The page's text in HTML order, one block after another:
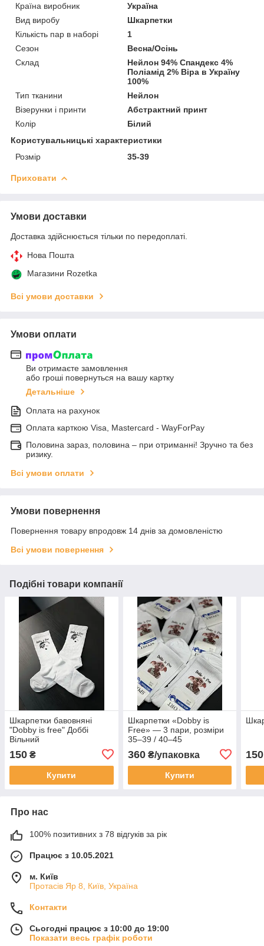
Країна виробник
Україна
Вид виробу
Шкарпетки
Кількість пар в наборі
1
Сезон
Весна/Осінь
Склад
Нейлон 94% Спандекс 4%
Поліамід 2% Віра в Україну
100%
Тип тканини
Нейлон
Візерунки і принти
Абстрактний принт
Колір
Білий
Користувальницькі характеристики
Розмір
35-39
Приховати
Умови доставки
Доставка здійснюється тільки по передоплаті.
Нова Пошта
Магазини Rozetka
Всі умови доставки
Умови оплати
Ви отримаєте замовлення
або гроші повернуться на вашу картку
Детальніше
Оплата на рахунок
Оплата карткою Visa, Mastercard - WayForPay
Половина зараз, половина – при отриманні! Зручно та без
ризику.
Всі умови оплати
Умови повернення
Повернення товару впродовж 14 днів за домовленістю
Всі умови повернення
Подібні товари компанії
Шкарпетки бавовняні
"Dobby is free" Доббі
Вільний
150 ₴
Купити
Шкарпетки «Dobby is
Free» — 3 пари, розміри
35–39 / 40–45
360₴/упаковка
Купити
150
Про нас
100% позитивних з 78 відгуків за рік
Працює з 10.05.2021
м. Київ
Протасів Яр 8, Київ, Україна
Контакти
Сьогодні працює з 10:00 до 19:00
Показати весь графік роботи